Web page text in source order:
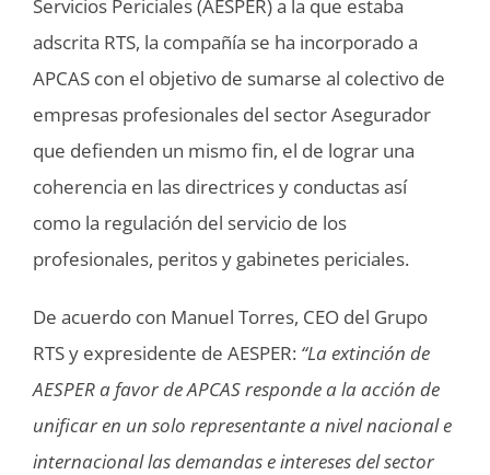
Servicios Periciales (AESPER) a la que estaba
adscrita RTS, la compañía se ha incorporado a
APCAS con el objetivo de sumarse al colectivo de
empresas profesionales del sector Asegurador
que defienden un mismo fin, el de lograr una
coherencia en las directrices y conductas así
como la regulación del servicio de los
profesionales, peritos y gabinetes periciales.
De acuerdo con Manuel Torres, CEO del Grupo
RTS y expresidente de AESPER: “La extinción de
AESPER a favor de APCAS responde a la acción de
unificar en un solo representante a nivel nacional e
internacional las demandas e intereses del sector